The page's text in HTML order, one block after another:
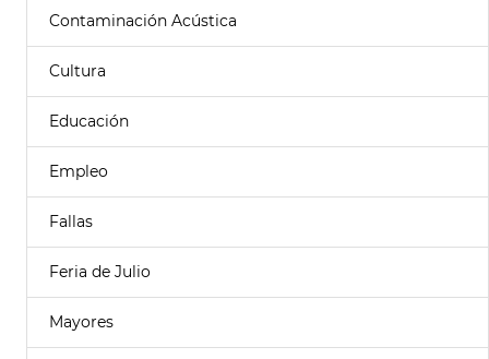
Contaminación Acústica
Cultura
Educación
Empleo
Fallas
Feria de Julio
Mayores